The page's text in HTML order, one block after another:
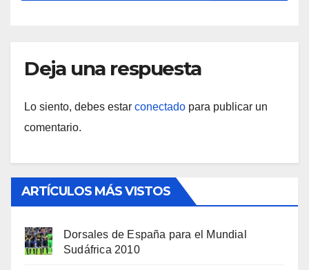
Deja una respuesta
Lo siento, debes estar conectado para publicar un
comentario.
ARTÍCULOS MÁS VISTOS
Dorsales de España para el Mundial
Sudáfrica 2010